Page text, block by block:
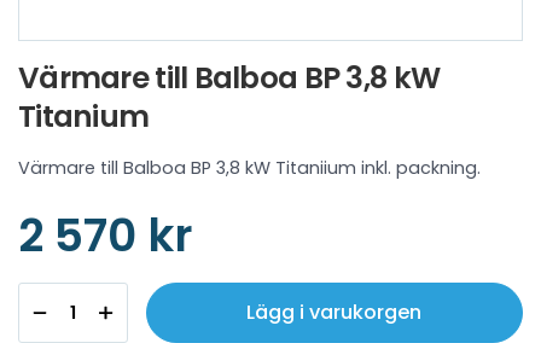
Värmare till Balboa BP 3,8 kW
Titanium
Värmare till Balboa BP 3,8 kW Titaniium inkl. packning.
2 570 kr
Lägg i varukorgen